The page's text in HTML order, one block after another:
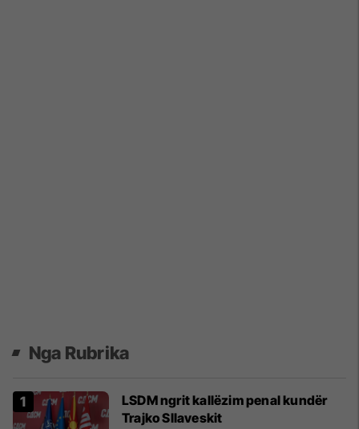
Nga Rubrika
LSDM ngrit kallëzim penal kundër
Trajko Sllaveskit